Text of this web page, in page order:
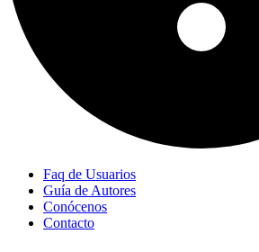
Faq de Usuarios
Guía de Autores
Conócenos
Contacto